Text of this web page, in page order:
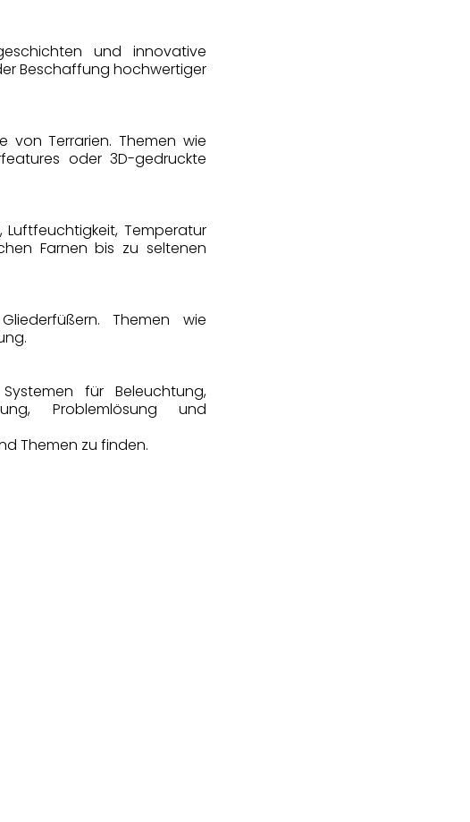
und innovative
Beschaffung hochwertiger
von Terrarien. Themen wie
oder 3D-gedruckte
Luftfeuchtigkeit, Temperatur
Farnen bis zu seltenen
Themen wie
für Beleuchtung,
Problemlösung und
Themen zu finden.